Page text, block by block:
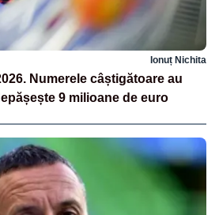
Ionuț Nichita
Numerele câștigătoare au
9 milioane de euro